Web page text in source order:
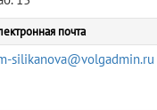
почта
silikanova@volgadmin.ru